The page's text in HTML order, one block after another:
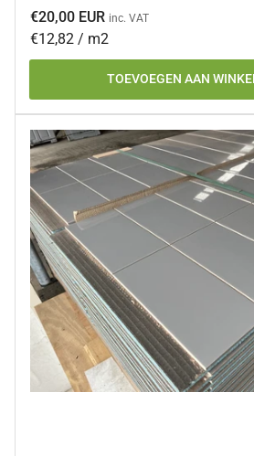
Normale
prijs
€20,00 EUR inc. VAT
Prijs
per
€12,82 / per
m2
TOEVOEGEN AAN